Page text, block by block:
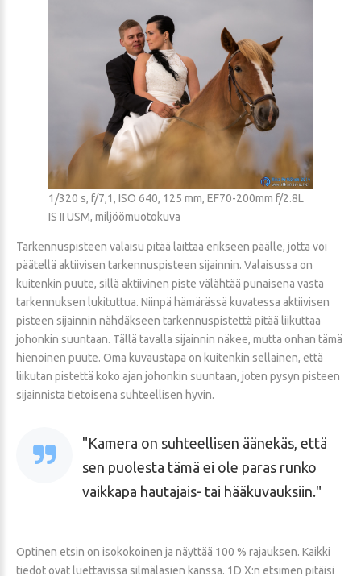
1/320 s, f/7,1, ISO 640, 125 mm, EF70-200mm f/2.8L
IS II USM, miljöömuotokuva
Tarkennuspisteen valaisu pitää laittaa erikseen päälle, jotta voi
päätellä aktiivisen tarkennuspisteen sijainnin. Valaisussa on
kuitenkin puute, sillä aktiivinen piste välähtää punaisena vasta
tarkennuksen lukituttua. Niinpä hämärässä kuvatessa aktiivisen
pisteen sijainnin nähdäkseen tarkennuspistettä pitää liikuttaa
johonkin suuntaan. Tällä tavalla sijainnin näkee, mutta onhan tämä
hienoinen puute. Oma kuvaustapa on kuitenkin sellainen, että
liikutan pistettä koko ajan johonkin suuntaan, joten pysyn pisteen
sijainnista tietoisena suhteellisen hyvin.
Kamera on suhteellisen äänekäs, että
sen puolesta tämä ei ole paras runko
vaikkapa hautajais- tai hääkuvauksiin.
Optinen etsin on isokokoinen ja näyttää 100 % rajauksen. Kaikki
tiedot ovat luettavissa silmälasien kanssa. 1D X:n etsimen pitäisi